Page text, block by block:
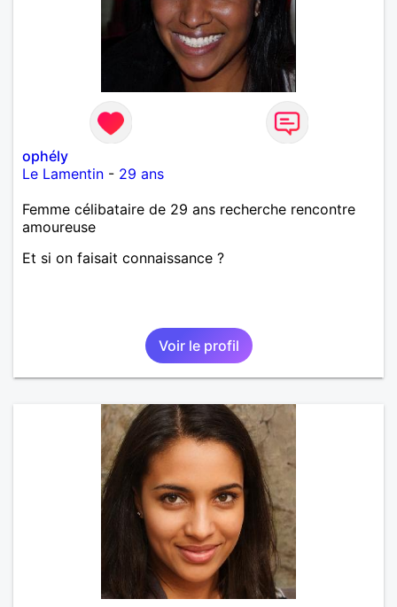
ophély
Le Lamentin - 29 ans
Femme célibataire de 29 ans recherche rencontre
amoureuse
Et si on faisait connaissance ?
Voir le profil